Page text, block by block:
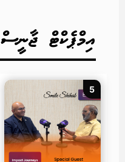
އިމްޕެކްޓް ޖާނީސް
5